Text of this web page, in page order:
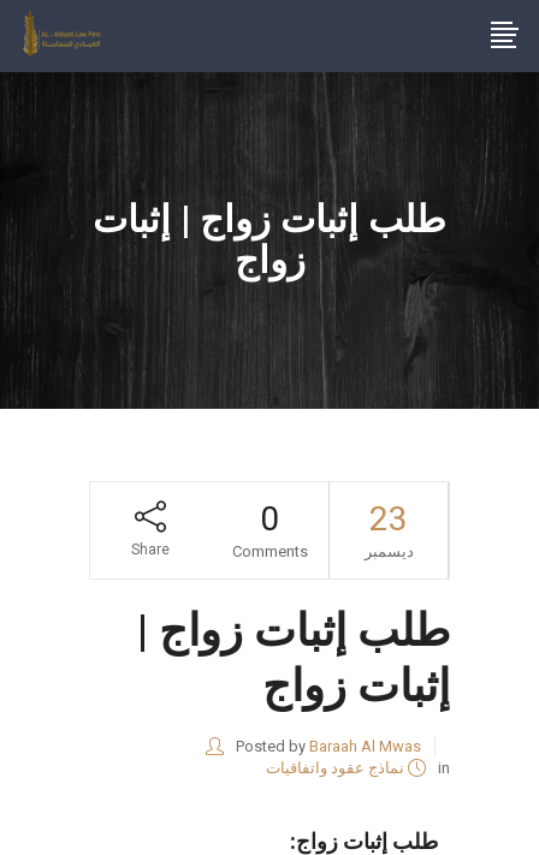
طلب إثبات زواج | إثبات
زواج
23
ديسمبر
0
Comments
Share
طلب إثبات زواج |
إثبات زواج
Posted by Baraah Al Mwas
in
نماذج عقود واتفاقيات
طلب إثبات زواج: